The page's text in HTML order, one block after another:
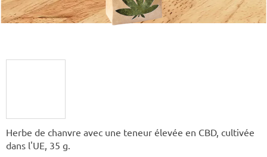
Herbe de chanvre avec une teneur élevée en CBD, cultivée
dans l'UE, 35 g.